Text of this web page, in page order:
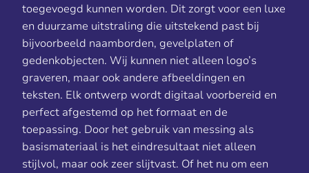
toegevoegd kunnen worden. Dit zorgt voor een luxe
en duurzame uitstraling die uitstekend past bij
bijvoorbeeld naamborden, gevelplaten of
gedenkobjecten. Wij kunnen niet alleen logo’s
graveren, maar ook andere afbeeldingen en
teksten. Elk ontwerp wordt digitaal voorbereid en
perfect afgestemd op het formaat en de
toepassing. Door het gebruik van messing als
basismateriaal is het eindresultaat niet alleen
stijlvol, maar ook zeer slijtvast. Of het nu om een